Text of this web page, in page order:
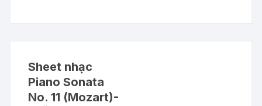
Sheet nhạc
Piano Sonata
No. 11 (Mozart)-